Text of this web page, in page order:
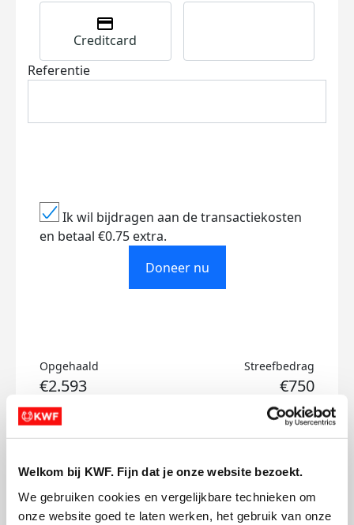
Welkom bij KWF. Fijn dat je onze website bezoekt.
We gebruiken cookies en vergelijkbare technieken om
onze website goed te laten werken, het gebruik van onze
Creditcard
Referentie
Ik wil bijdragen aan de transactiekosten
en betaal €0.75 extra.
Doneer nu
Opgehaald
€2.593
Streefbedrag
€750
Doneer
Jan-Willem's badges